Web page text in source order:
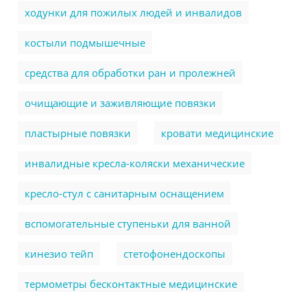
ходунки для пожилых людей и инвалидов
костыли подмышечные
cредства для обработки ран и пролежней
очищающие и заживляющие повязки
пластырные повязки кровати медицинские
инвалидные кресла-коляски механические
кресло-стул с санитарным оснащением
вспомогательные ступеньки для ванной
кинезио тейп стетофонендоскопы
термометры бесконтактные медицинские